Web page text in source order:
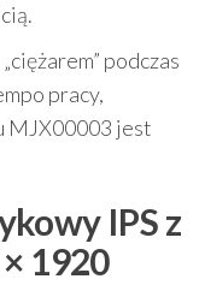
podczas
pracy,
MJX00003 jest
IPS z
1920